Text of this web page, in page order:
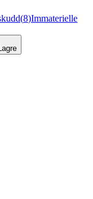
(8)Immaterielle